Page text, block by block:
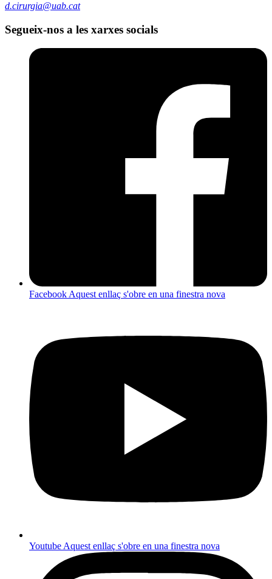
d.cirurgia@uab.cat
Segueix-nos a les xarxes socials
Facebook Aquest enllaç s'obre en una finestra nova
Youtube Aquest enllaç s'obre en una finestra nova